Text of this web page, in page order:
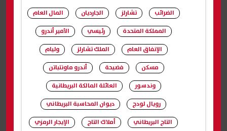
الضرائب تشارلز الجارديان
المال العام
المملكة المتحدة
رئيسي
الأمير أندرو
الإنفاق العام
الملك تشارلز
وليام
مسكن
فضيحة
أندرو ماونتباتن
وندسور
العائلة المالكة البريطانية
رويال لودج
ديوان المحاسبة البريطاني
التاج البريطاني
أملاك التاج
الإيجار الرمزي